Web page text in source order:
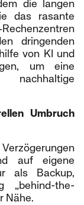
die langen
das rasante
dringenden
von KI und
um eine
nachhaltige
Umbruch
auf eigene
als Backup,
„behind-the-
Nähe.